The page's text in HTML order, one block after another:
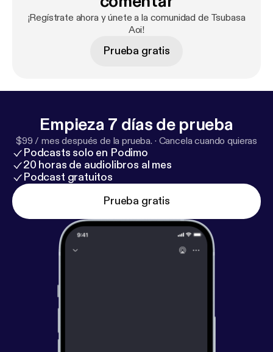
¡Regístrate ahora y únete a la comunidad de Tsubasa
Aoi!
Prueba gratis
Empieza 7 días de prueba
$99 / mes después de la prueba. · Cancela cuando quieras
Podcasts solo en Podimo
20 horas de audiolibros al mes
Podcast gratuitos
Prueba gratis